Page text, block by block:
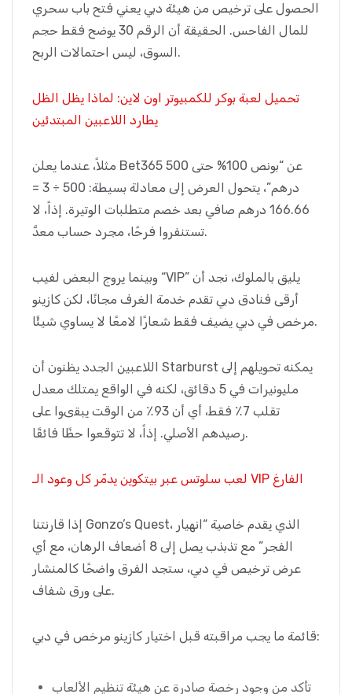
الحصول على ترخيص من هيئة دبي يعني فتح باب سحري
للمال الفاحس. الحقيقة أن الرقم 30 يوضح فقط حجم
السوق، ليس احتمالات الربح.
تحميل لعبة بوكر للكمبيوتر اون لاين: لماذا يظل الظل
يطارد اللاعبين المبتدئين
مثلاً، عندما يعلن Bet365 عن “بونص 100% حتى 500
درهم”، يتحول العرض إلى معادلة بسيطة: 500 ÷ 3 =
166.66 درهم صافي بعد خصم متطلبات الوتيرة. إذاً، لا
تستنفروا فرحًا، مجرد حساب معدَّ.
وبينما يروج البعض لفيب “VIP” يليق بالملوك، نجد أن
أرقى فنادق دبي تقدم خدمة الغرف مجانًا، لكن كازينو
مرخص في دبي يضيف فقط شعارًا لامعًا لا يساوي شيئًا.
اللاعبين الجدد يظنون أن Starburst يمكنه تحويلهم إلى
مليونيرات في 5 دقائق، لكنه في الواقع يمتلك معدل
تقلب 7٪ فقط، أي أن 93٪ من الوقت يبقىوا على
رصيدهم الأصلي. إذاً، لا تتوقعوا حظًا فائقًا.
لعب سلوتس عبر بيتكوين يدمّر كل وعود الـ VIP الفارغ
إذا قارنتنا Gonzo’s Quest، الذي يقدم خاصية “انهيار
الفجر” مع تذبذب يصل إلى 8 أضعاف الرهان، مع أي
عرض ترخيص في دبي، ستجد الفرق واضحًا كالمنشار
على ورق شفاف.
قائمة ما يجب مراقبته قبل اختيار كازينو مرخص في دبي:
تأكد من وجود رخصة صادرة عن هيئة تنظيم الألعاب